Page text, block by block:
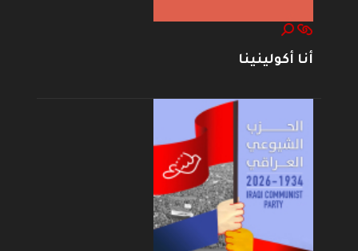
أنا أكولينينا